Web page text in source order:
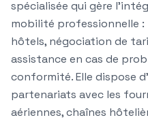
spécialisée qui gère
mobilité professionnelle
hôtels, négociation de
assistance en cas de
conformité. Elle dispose
partenariats avec les
aériennes, chaînes